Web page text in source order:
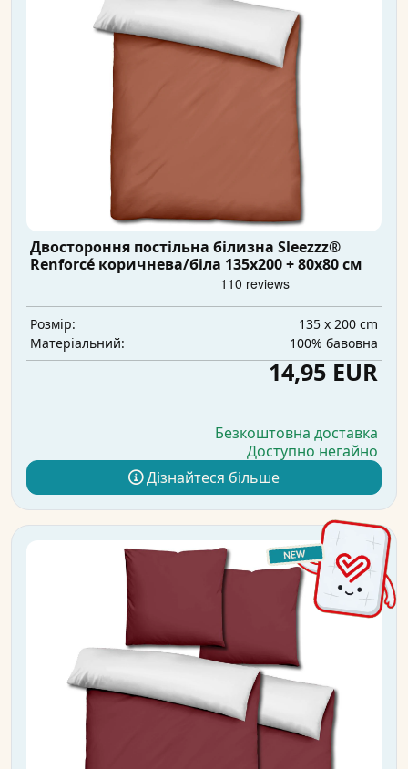
Двостороння постільна білизна Sleezzz®
Renforcé коричнева/біла 135x200 + 80x80 см
Розмір:
135 x 200 cm
Матеріальний:
100% бавовна
14,95 EUR
Безкоштовна доставка
Доступно негайно
Дізнайтеся більше